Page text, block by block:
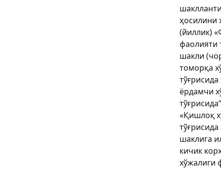
ҳосилини
(йиллик)
фаолияти
шакли
томорқа
ёрдамчи
«Қишлоқ
шаклига
кичик
хўжалиги